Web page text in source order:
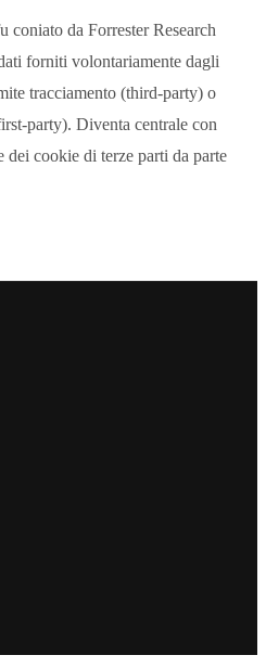
coniato da Forrester Research
forniti volontariamente dagli
tracciamento (third-party) o
party). Diventa centrale con
dei cookie di terze parti da parte